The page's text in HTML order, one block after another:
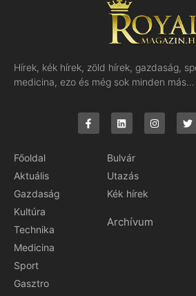
Hírek, kék hírek, zöld hírek, gazdaság,
medicina, ezo és még sok minden más…
Főoldal
Aktuális
Gazdaság
Kultúra
Technika
Medicina
Sport
Gasztro
Bulvár
Utazás
Kék hírek
Archívum